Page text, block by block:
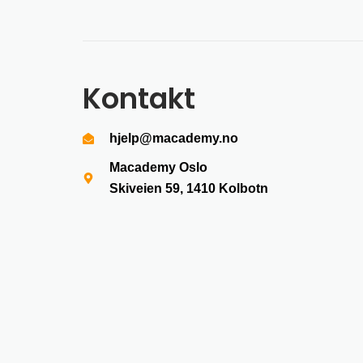
Kontakt
hjelp@macademy.no
Macademy Oslo
Skiveien 59, 1410 Kolbotn